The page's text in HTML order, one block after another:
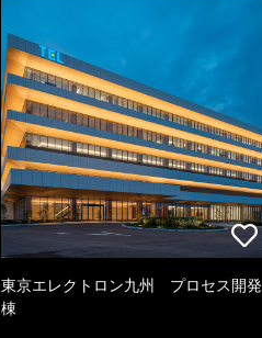
東京エレクトロン九州 プロセス開発
棟